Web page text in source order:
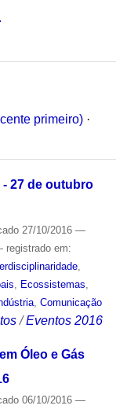
primeiro) ·
27 de outubro
27/10/2016 —
registrado em:
,
Ecossistemas
, Comunicação
/Eventos 2016
Óleo e Gás
06/10/2016 —